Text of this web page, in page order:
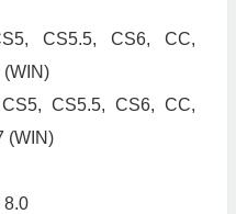
CS5.5, CS6, CC,
CS5.5, CS6, CC,
(WIN)
8.0